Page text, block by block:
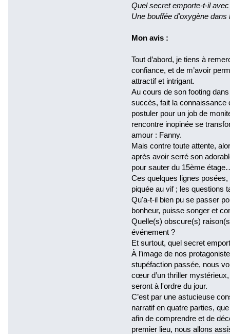
Quel secret emporte-t-il
Une bouffée d'oxygène dans
Mon avis :
Tout d’abord, je tiens à
confiance, et de m’avoir
attractif et intrigant.
Au cours de son footing
succès, fait la connaissance
postuler pour un job de
rencontre inopinée se
amour : Fanny.
Mais contre toute attente,
après avoir serré son
pour sauter du 15ème
Ces quelques lignes
piquée au vif ; les questions
Qu'a-t-il bien pu se passer
bonheur, puisse songer et
Quelle(s) obscure(s)
événement ?
Et surtout, quel secret
À l’image de nos
stupéfaction passée, nous
cœur d’un thriller
seront à l'ordre du jour.
C’est par une astucieuse
narratif en quatre parties,
afin de comprendre et de
premier lieu, nous allons